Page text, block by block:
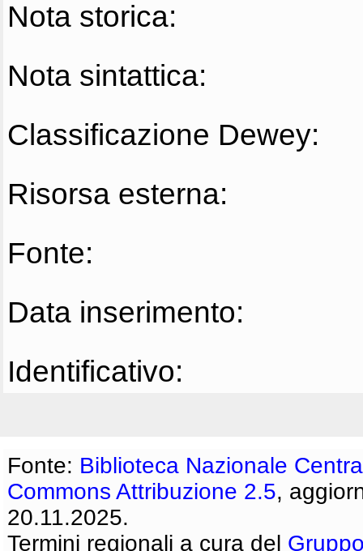
Nota storica:
Nota sintattica:
Classificazione Dewey:
Risorsa esterna:
Fonte:
Data inserimento:
Identificativo:
Fonte: Biblioteca Nazionale
Commons Attribuzione 2.5,
20.11.2025.
Termini regionali a cura del